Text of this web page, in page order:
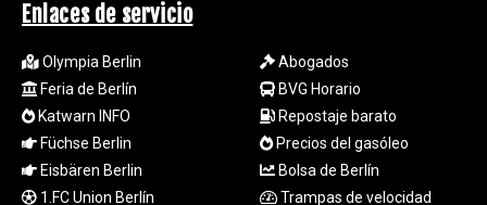
LSL 18.737893
LTL 3.406053
LVL 0.697755
LYD 7.336566
MAD 10.74989
MDL 20.056874
Enlaces de servicio
Olympia Berlin
Feria de Berlín
Katwarn INFO
Füchse Berlin
Eisbären Berlin
1.FC Union Berlín
Abogados
BVG Horario
Repostaje barato
Precios del gasóleo
Bolsa de Berlín
Trampas de velocidad